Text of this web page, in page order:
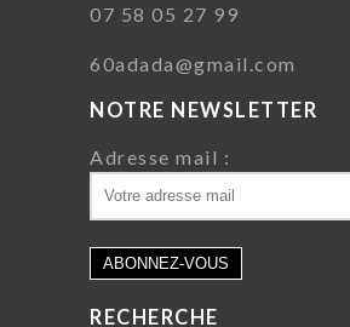
07 58 05 27 99
60adada@gmail.com
NOTRE NEWSLETTER
Adresse mail :
RECHERCHE